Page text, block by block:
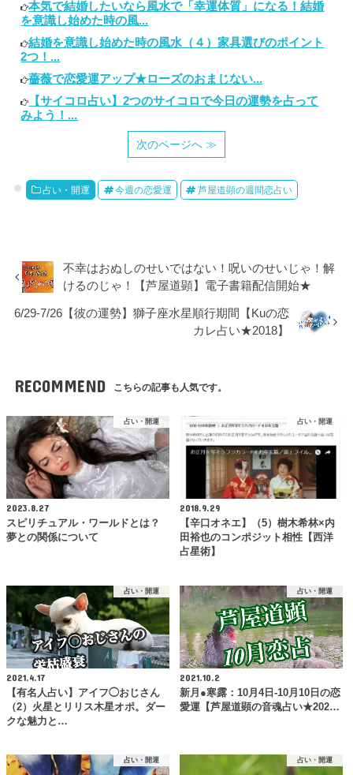
本気で結婚したいなら風水で「幸運体質」になる！結婚
を意識し始めた時の風...
結婚を意識し始めた時の風水（４）家具選びのポイント
2つ！...
薔薇で恋愛運アップ★ローズのおまじない...
【サイコロ占い】2つのサイコロで今日の運勢を占って
みよう！...
次のページへ ≫
占い・開運 今週の恋愛運 芦屋道顕の週間恋占い
不幸はおぬしのせいではない！呪いのせいじゃ！解
けるのじゃ！【芦屋道顕】電子書籍配信開始★
6/29-7/26【彼の運勢】獅子座水星順行期間【Kuの恋
カレ占い★2018】
RECOMMEND こちらの記事も人気です。
占い・開運
2023.8.27
スピリチュアル・ワールドとは？
夢との関係について
占い・開運
2018.9.29
【辛口オネエ】（5）樹木希林×内
田裕也のコンポジット相性【西洋
占星術】
占い・開運
2021.4.17
【有名人占い】アイフ◯おじさん
（2）火星とリリス木星オポ。ダー
クな魅力と…
占い・開運
2021.10.2
新月●寒露：10月4日-10月10日の恋
愛運【芦屋道顕の音魂占い★202…
占い・開運 占い・開運